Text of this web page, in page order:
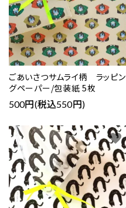
ごあいさつサムライ柄 ラッピン
グペーパー/包装紙 5枚
500円(税込550円)
favorite